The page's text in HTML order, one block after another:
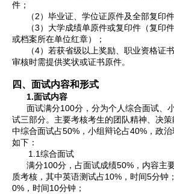
件；
（2 ）毕业证、学位证原件及全部复印件
（3 ）大学成绩单原件或复印件（复印
或档案所在单位红章）；
（4）若获省级以上奖励、职业资格证
审核时需提供奖状或证书原件。
四、面试内容和形式
1.面试内容
面试满分100分，分为个人综合面试、
试三部分。主要考核考生的团队精神、决
中综合面试占50%，小组辩论占40%，政治
如下：
1.1综合面试
满分100分，占面试成绩50%，内容主
质考核，其中英语测试占10%，时间5分钟
0%，时间 10分钟；